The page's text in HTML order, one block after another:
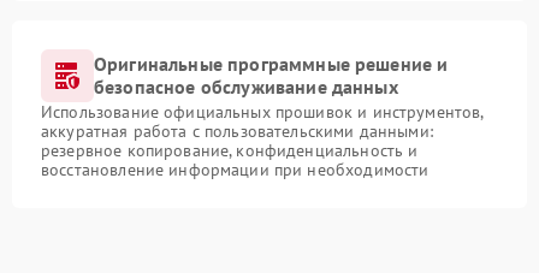
Оригинальные программные решение и
безопасное обслуживание данных
Использование официальных прошивок и инструментов,
аккуратная работа с пользовательскими данными:
резервное копирование, конфиденциальность и
восстановление информации при необходимости